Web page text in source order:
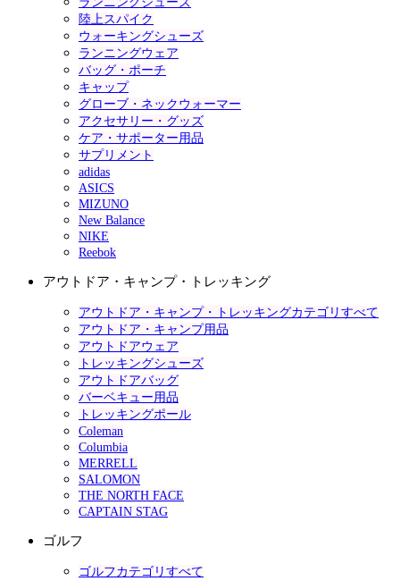
陸上スパイク
ウォーキングシューズ
ランニングウェア
バッグ・ポーチ
キャップ
グローブ・ネックウォーマー
アクセサリー・グッズ
ケア・サポーター用品
サプリメント
adidas
ASICS
MIZUNO
New Balance
NIKE
Reebok
アウトドア・キャンプ・トレッキング
アウトドア・キャンプ・トレッキングカテゴリすべて
アウトドア・キャンプ用品
アウトドアウェア
トレッキングシューズ
アウトドアバッグ
バーベキュー用品
トレッキングポール
Coleman
Columbia
MERRELL
SALOMON
THE NORTH FACE
CAPTAIN STAG
ゴルフ
ゴルフカテゴリすべて